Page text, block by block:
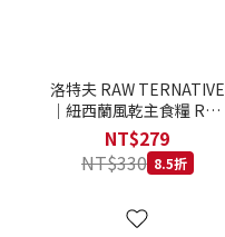
洛特夫 RAW TERNATIVE
｜紐西蘭風乾主食糧 RT3
羊肉 142g｜風乾主食糧 羊
肉 全齡犬 狗飼料
NT$279
NT$330 8.5折